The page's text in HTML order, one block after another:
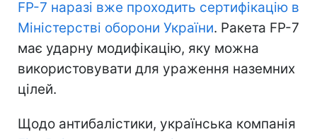
FP-7 наразі вже проходить сертифікацію в
Міністерстві оборони України. Ракета FP-7
має ударну модифікацію, яку можна
використовувати для ураження наземних
цілей.
Щодо антибалістики, українська компанія